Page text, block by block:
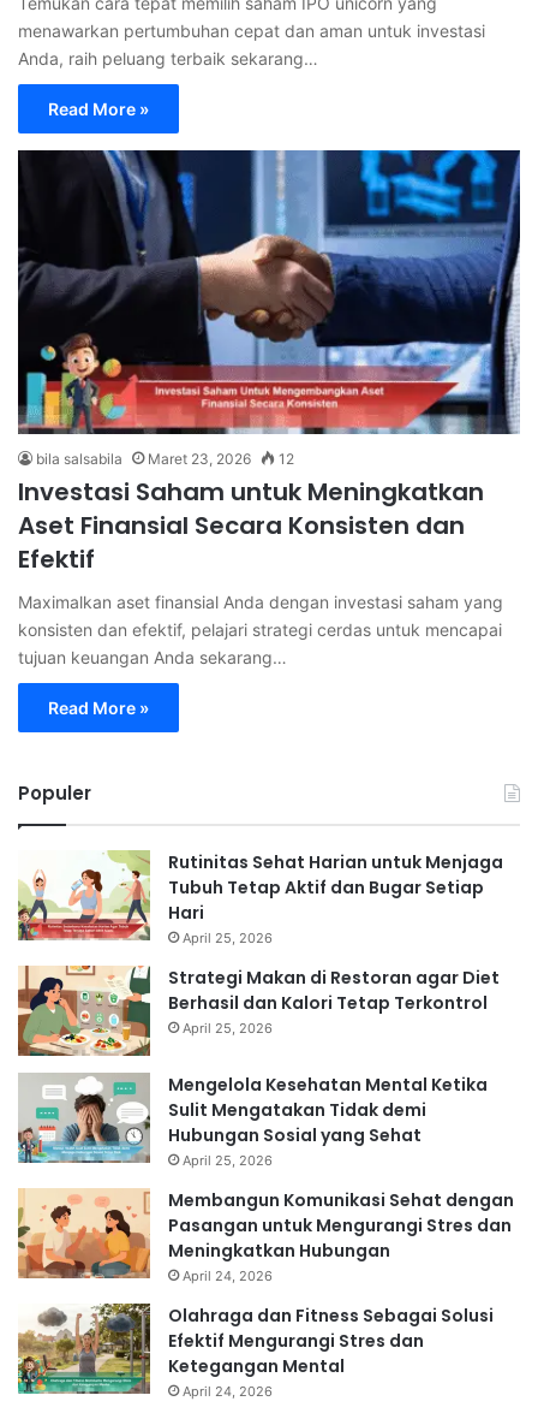
menawarkan pertumbuhan cepat dan aman untuk investasi
Anda, raih peluang terbaik sekarang…
Read More »
bila salsabila Maret 23, 2026 12
Investasi Saham untuk Meningkatkan
Aset Finansial Secara Konsisten dan
Efektif
Maximalkan aset finansial Anda dengan investasi saham yang
konsisten dan efektif, pelajari strategi cerdas untuk mencapai
tujuan keuangan Anda sekarang…
Read More »
Populer
Rutinitas Sehat Harian untuk Menjaga
Tubuh Tetap Aktif dan Bugar Setiap
Hari
April 25, 2026
Strategi Makan di Restoran agar Diet
Berhasil dan Kalori Tetap Terkontrol
April 25, 2026
Mengelola Kesehatan Mental Ketika
Sulit Mengatakan Tidak demi
Hubungan Sosial yang Sehat
April 25, 2026
Membangun Komunikasi Sehat dengan
Pasangan untuk Mengurangi Stres dan
Meningkatkan Hubungan
April 24, 2026
Olahraga dan Fitness Sebagai Solusi
Efektif Mengurangi Stres dan
Ketegangan Mental
April 24, 2026